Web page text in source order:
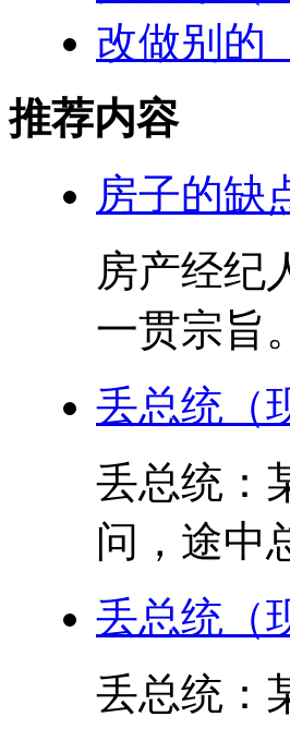
改做别的
推荐内容
房子的缺
房产经纪
一贯宗旨
丢总统（
丢总统：
问，途中
丢总统（
丢总统：